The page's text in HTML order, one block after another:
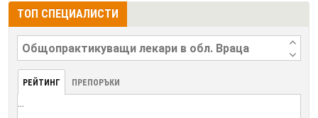
ТОП СПЕЦИАЛИСТИ
РЕЙТИНГ ПРЕПОРЪКИ
...